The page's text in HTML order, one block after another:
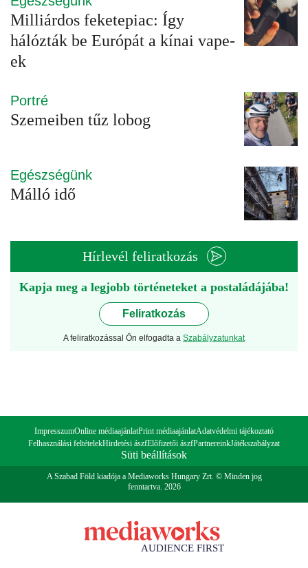
Milliárdos feketepiac: Így
hálózták be Európát a kínai vape-
ek
Portré
Szemeiben tűz lobog
Egészségünk
Málló idő
Hírlevél feliratkozás
Kapja meg a legjobb történeteket a postaládájába!
Feliratkozás
A feliratkozással Ön elfogadta a Szabályzatunkat
ImpresszumOnline médiaajánlatPrint médiaajánlatAdatvédelmi tájékoztató
Felhasználási feltételekHirdetési ászfElőfizetői ászfPartnereinkJátékszabályzat
Süti beállítások
A Szabad Föld kiadója a Mediaworks Hungary Zrt. © Minden jog
fenntartva. 2026